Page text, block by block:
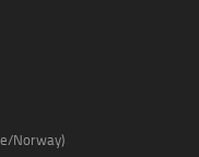
Norway)